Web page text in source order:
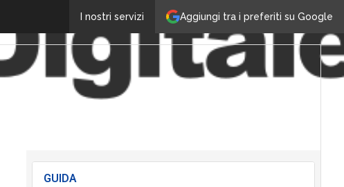
Aggiungi tra i preferiti su Google
I nostri servizi
GUIDA